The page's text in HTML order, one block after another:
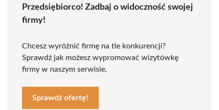
Przedsiębiorco! Zadbaj o widoczność swojej
firmy!
Chcesz wyróżnić firmę na tle konkurencji?
Sprawdź jak możesz wypromować wizytówkę
firmy w naszym serwisie.
Sprawdź ofertę!